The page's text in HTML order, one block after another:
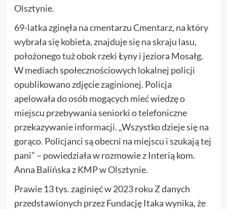
Olsztynie.
69-latka zginęła na cmentarzu Cmentarz, na który
wybrała się kobieta, znajduje się na skraju lasu,
położonego tuż obok rzeki Łyny i jeziora Mosałg.
W mediach społecznościowych lokalnej policji
opublikowano zdjęcie zaginionej. Policja
apelowała do osób mogących mieć wiedzę o
miejscu przebywania seniorki o telefoniczne
przekazywanie informacji. „Wszystko dzieje się na
gorąco. Policjanci są obecni na miejscu i szukają tej
pani” – powiedziała w rozmowie z Interią kom.
Anna Balińska z KMP w Olsztynie.
Prawie 13 tys. zaginięć w 2023 roku Z danych
przedstawionych przez Fundację Itaka wynika, że